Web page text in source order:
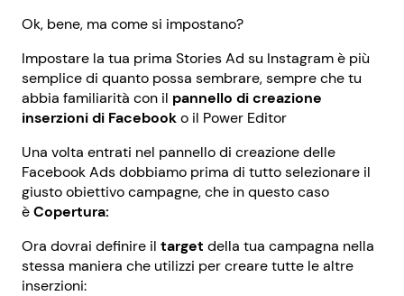
Ok, bene, ma come si impostano?
Impostare la tua prima Stories Ad su Instagram è più
semplice di quanto possa sembrare, sempre che tu
abbia familiarità con il pannello di creazione
inserzioni di Facebooko il Power Editor
Una volta entrati nel pannello di creazione delle
Facebook Ads dobbiamo prima di tutto selezionare il
giusto obiettivo campagne, che in questo caso
èCopertura:
Ora dovrai definire il target della tua campagna nella
stessa maniera che utilizzi per creare tutte le altre
inserzioni: